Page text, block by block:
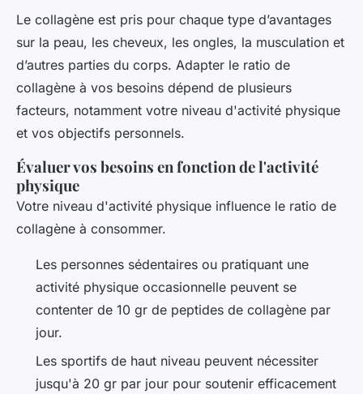
Le collagène est pris pour chaque type d’avantages
sur la peau, les cheveux, les ongles, la musculation et
d’autres parties du corps. Adapter le ratio de
collagène à vos besoins dépend de plusieurs
facteurs, notamment votre niveau d'activité physique
et vos objectifs personnels.
Évaluer vos besoins en fonction de l'activité
physique
Votre niveau d'activité physique influence le ratio de
collagène à consommer.
Les personnes sédentaires ou pratiquant une
activité physique occasionnelle peuvent se
contenter de 10 gr de peptides de collagène par
jour.
Les sportifs de haut niveau peuvent nécessiter
jusqu'à 20 gr par jour pour soutenir efficacement